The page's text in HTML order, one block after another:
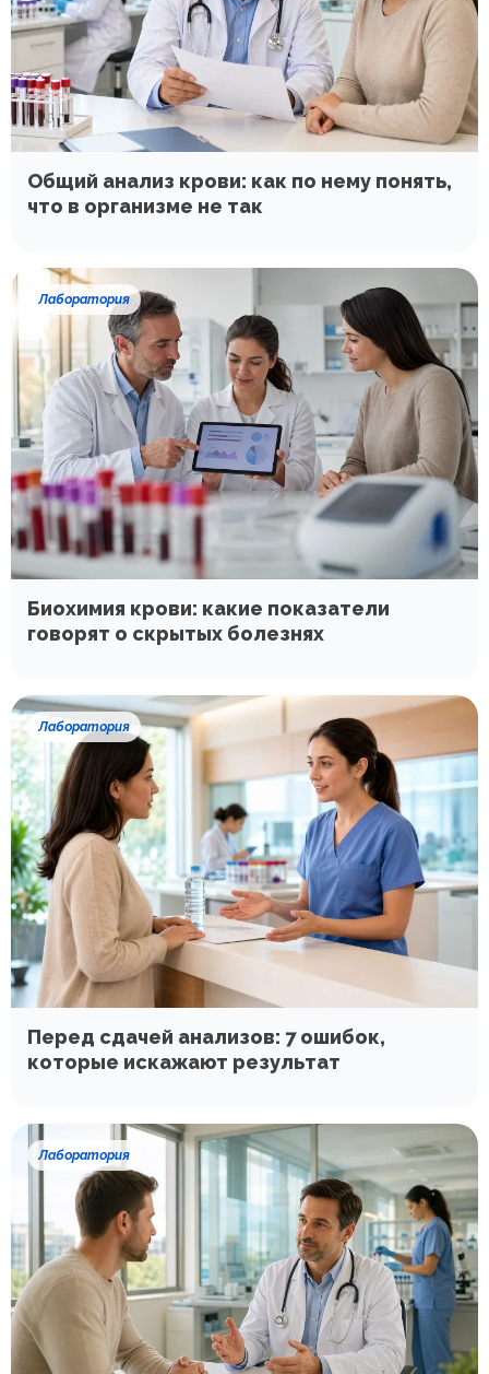
Общий анализ крови: как по нему понять,
что в организме не так
Лаборатория
Биохимия крови: какие показатели
говорят о скрытых болезнях
Лаборатория
Перед сдачей анализов: 7 ошибок,
которые искажают результат
Лаборатория